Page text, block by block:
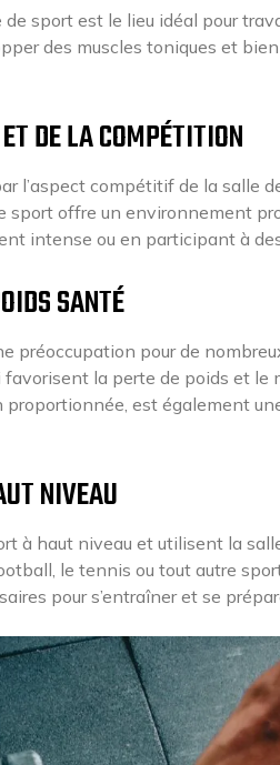
sport est le lieu idéal pour
des muscles toniques et
DE LA COMPÉTITION
l’aspect compétitif de la salle
sport offre un environnement
intense ou en participant à
SANTÉ
préoccupation pour de
favorisent la perte de poids et
est également
NIVEAU
à haut niveau et utilisent la
le tennis ou tout autre
pour s’entraîner et se